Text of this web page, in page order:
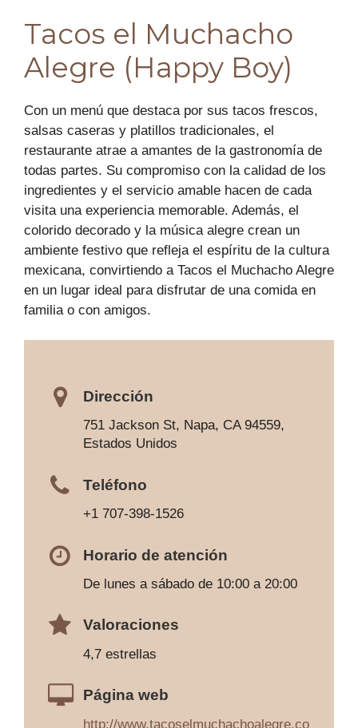
Tacos el Muchacho
Alegre (Happy Boy)
Con un menú que destaca por sus tacos frescos,
salsas caseras y platillos tradicionales, el
restaurante atrae a amantes de la gastronomía de
todas partes. Su compromiso con la calidad de los
ingredientes y el servicio amable hacen de cada
visita una experiencia memorable. Además, el
colorido decorado y la música alegre crean un
ambiente festivo que refleja el espíritu de la cultura
mexicana, convirtiendo a Tacos el Muchacho Alegre
en un lugar ideal para disfrutar de una comida en
familia o con amigos.
Dirección
751 Jackson St, Napa, CA 94559,
Estados Unidos
Teléfono
+1 707-398-1526
Horario de atención
De lunes a sábado de 10:00 a 20:00
Valoraciones
4,7 estrellas
Página web
http://www.tacoselmuchachoalegre.co